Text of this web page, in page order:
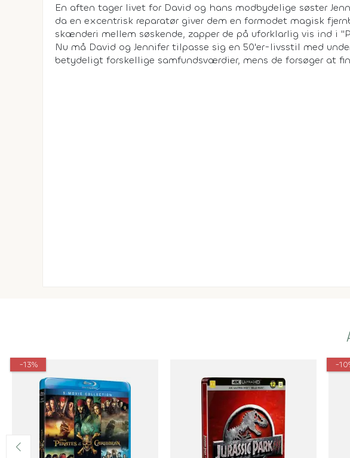
En aften tager livet for David og hans modbydelige søster
da en excentrisk reparatør giver dem en formodet magisk
skænderi mellem søskende, zapper de på uforklarlig vis ind i
Nu må David og Jennifer tilpasse sig en 50'er-livsstil med
betydeligt forskellige samfundsværdier, mens de forsøger at
-13% -